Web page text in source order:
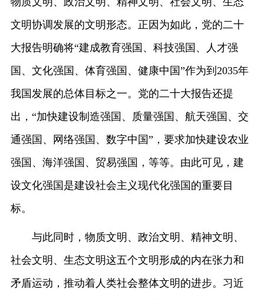
文明协调发展的文明形态。正因为如此，党的二十
大报告明确将“建成教育强国、科技强国、人才强
国、文化强国、体育强国、健康中国”作为到2035年
我国发展的总体目标之一。党的二十大报告还提
出，“加快建设制造强国、质量强国、航天强国、交
通强国、网络强国、数字中国”，要求加快建设农业
强国、海洋强国、贸易强国，等等。由此可见，建
设文化强国是建设社会主义现代化强国的重要目
标。
与此同时，物质文明、政治文明、精神文明、
社会文明、生态文明这五个文明形成的内在张力和
矛盾运动，推动着人类社会整体文明的进步。习近